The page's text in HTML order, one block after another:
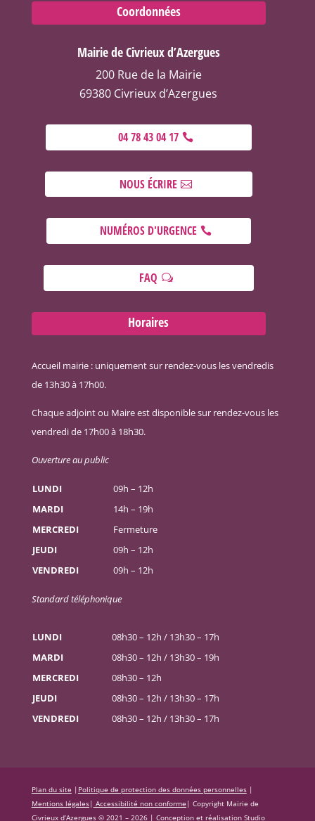
Coordonnées
Mairie de Civrieux d’Azergues
200 Rue de la Mairie
69380 Civrieux d’Azergues
04 78 43 04 17
NOUS ÉCRIRE
NUMÉROS D'URGENCE
FAQ
Horaires
Accueil mairie : uniquement sur rendez-vous les vendredis
de 13h30 à 17h00.
Chaque adjoint ou Maire est disponible sur rendez-vous les
vendredi de 17h00 à 18h30.
Ouverture au public
LUNDI
09h – 12h
MARDI
14h – 19h
MERCREDI
Fermeture
JEUDI
09h – 12h
VENDREDI
09h – 12h
Standard téléphonique
LUNDI
08h30 – 12h / 13h30 – 17h
MARDI
08h30 – 12h / 13h30 – 19h
MERCREDI
08h30 – 12h
JEUDI
08h30 – 12h / 13h30 – 17h
VENDREDI
08h30 – 12h / 13h30 – 17h
Plan du site | Politique de protection des données personnelles|
Mentions légales| Accessibilité non conforme | Copyright Mairie de
Civrieux d’Azergues © 2021 – 2026 | Conception et réalisation Studio